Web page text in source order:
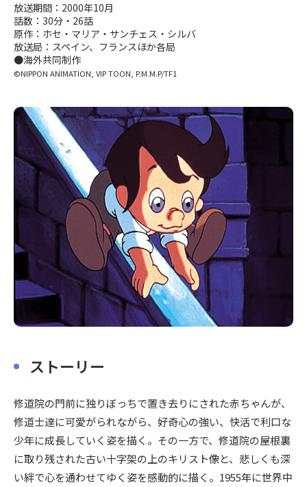
〒104-0061
東京都中央区銀座7丁目13番20号 銀座THビル5F
放送期間：2000年10月
話数：30分・26話
原作：ホセ・マリア・サンチェス・シルバ
放送局：スペイン、フランスほか各局
●海外共同制作
©NIPPON ANIMATION, VIP TOON, P.M.M.P/TF1
ストーリー
修道院の門前に独りぼっちで置き去りにされた赤ちゃんが、
修道士達に可愛がられながら、好奇心の強い、快活で利口な
少年に成長していく姿を描く。その一方で、修道院の屋根裏
に取り残された古い十字架の上のキリスト像と、悲しくも深
い絆で心を通わせてゆく姿を感動的に描く。1955年に世界中